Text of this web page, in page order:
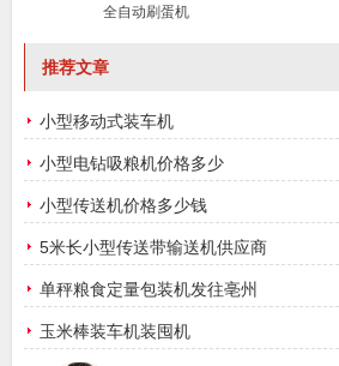
全自动刷蛋机
推荐文章
小型移动式装车机
小型电钻吸粮机价格多少
小型传送机价格多少钱
5米长小型传送带输送机供应商
单秤粮食定量包装机发往亳州
玉米棒装车机装囤机